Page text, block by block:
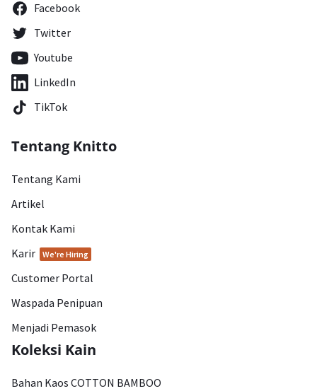
Facebook
Twitter
Youtube
LinkedIn
TikTok
Tentang Knitto
Tentang Kami
Artikel
Kontak Kami
Karir
We're Hiring
Customer Portal
Waspada Penipuan
Menjadi Pemasok
Koleksi Kain
Bahan Kaos COTTON BAMBOO